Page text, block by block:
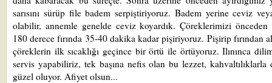
sarısını sürüp file badem serpiştiriyoruz. Badem yerine ceviz
olabilir, annemle genelde ceviz koyardık. Çöreklerimizi önceden
180 derece fırında 35-40 dakika kadar pişiriyoruz. Pişirip fırından
çöreklerin ilk sıcaklığı geçince bir örtü ile örtüyoruz. Ilınınca
servis yapabiliriz, tek başına nefis olan bu lezzet, kahvaltılıklarla
güzel oluyor. Afiyet olsun...